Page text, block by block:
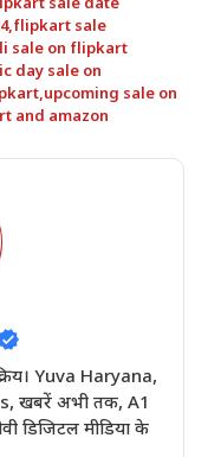
,flipkart sale
sale on flipkart
day sale on
,upcoming sale on
and amazon
Yuva Haryana,
खबरें अभी तक, A1
डिजिटल मीडिया के